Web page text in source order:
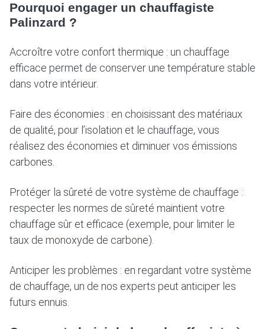
Pourquoi engager un chauffagiste
Palinzard ?
Accroître votre confort thermique : un chauffage
efficace permet de conserver une température stable
dans votre intérieur.
Faire des économies : en choisissant des matériaux
de qualité, pour l’isolation et le chauffage, vous
réalisez des économies et diminuer vos émissions
carbones.
Protéger la sûreté de votre système de chauffage :
respecter les normes de sûreté maintient votre
chauffage sûr et efficace (exemple, pour limiter le
taux de monoxyde de carbone).
Anticiper les problèmes : en regardant votre système
de chauffage, un de nos experts peut anticiper les
futurs ennuis.